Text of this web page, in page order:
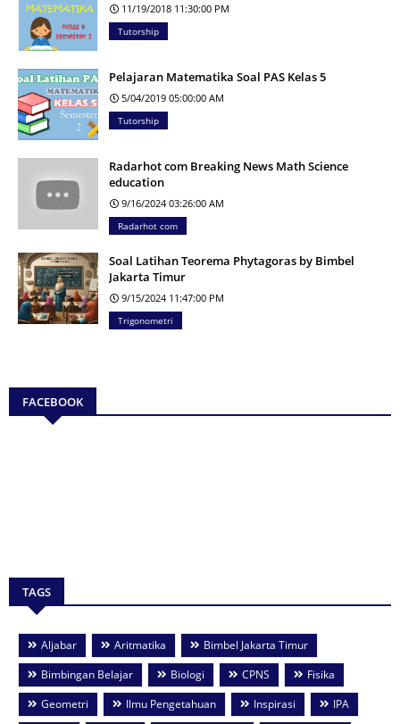
11/19/2018 11:30:00 PM
Tutorship
Pelajaran Matematika Soal PAS Kelas 5
5/04/2019 05:00:00 AM
Tutorship
Radarhot com Breaking News Math Science
education
9/16/2024 03:26:00 AM
Radarhot com
Soal Latihan Teorema Phytagoras by Bimbel
Jakarta Timur
9/15/2024 11:47:00 PM
Trigonometri
FACEBOOK
TAGS
Aljabar Aritmatika
Bimbel Jakarta Timur
Bimbingan Belajar
Biologi CPNS
Fisika
Geometri
Ilmu Pengetahuan Inspirasi
IPA